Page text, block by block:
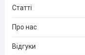
Статті
Про нас
Відгуки